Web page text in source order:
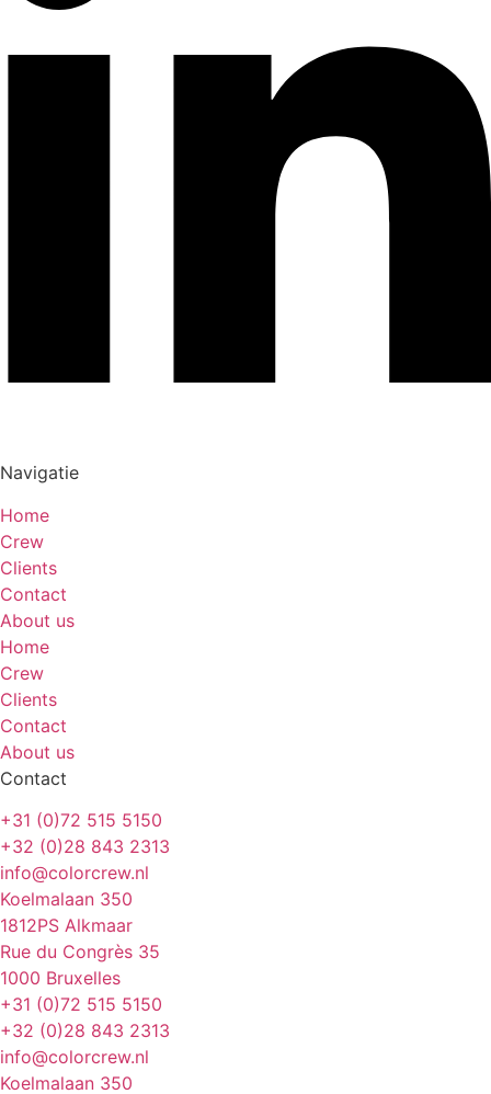
Navigatie
Home
Crew
Clients
Contact
About us
Home
Crew
Clients
Contact
About us
Contact
+31 (0)72 515 5150
+32 (0)28 843 2313
info@colorcrew.nl
Koelmalaan 350
1812PS Alkmaar
Rue du Congrès 35
1000 Bruxelles
+31 (0)72 515 5150
+32 (0)28 843 2313
info@colorcrew.nl
Koelmalaan 350